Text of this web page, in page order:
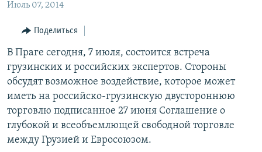
Вернутся
поиску
ВЕСЬ КАВКАЗ
СЕВЕРНЫЙ КАВКАЗ
АРМЕНИЯ
ТЕМЫ
ПОЛИТИКА
ОБЩЕСТВО
КУЛЬТУРА
СПОРТ
РУБРИКИ
НЕКРУГЛЫЙ СТОЛ
ГОСТЬ НЕДЕЛИ
ПОЗИЦИЯ
БЛОГИ
МУЛЬТИМЕДИА
ВИДЕО
ФОТО
АУДИО
ПОДКАСТЫ
АРХИВ РАДИОПРОГРАММЫ
ПРИСОЕДИНЯЙТЕСЬ!
Июль 07, 2014
Поделиться
В Праге сегодня, 7 июля, состоится встреча
грузинских и российских экспертов. Стороны
обсудят возможное воздействие, которое может
иметь на российско-грузинскую двустороннюю
торговлю подписанное 27 июня Соглашение о
глубокой и всеобъемлющей свободной торговле
между Грузией и Евросоюзом.